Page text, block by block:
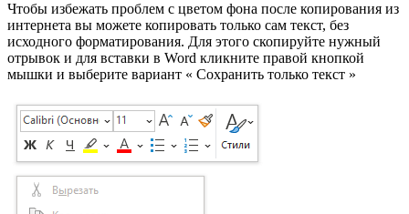
Чтобы избежать проблем с цветом фона после копирования из
интернета вы можете копировать только сам текст, без
исходного форматирования. Для этого скопируйте нужный
отрывок и для вставки в Word кликните правой кнопкой
мышки и выберите вариант « Сохранить только текст »